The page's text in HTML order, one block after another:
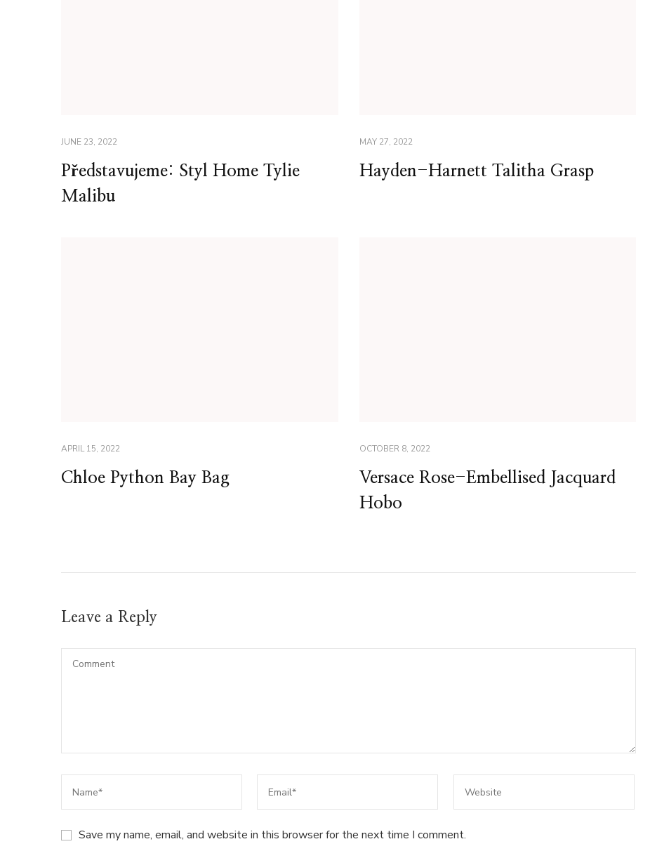
JUNE 23, 2022
Představujeme: Styl Home Tylie
Malibu
MAY 27, 2022
Hayden-Harnett Talitha Grasp
APRIL 15, 2022
Chloe Python Bay Bag
OCTOBER 8, 2022
Versace Rose-Embellised Jacquard
Hobo
Leave a Reply
Save my name, email, and website in this browser for the next time I comment.